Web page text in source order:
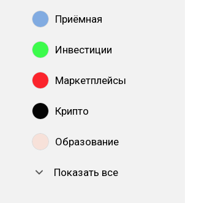
Приёмная
Инвестиции
Маркетплейсы
Крипто
Образование
Показать все